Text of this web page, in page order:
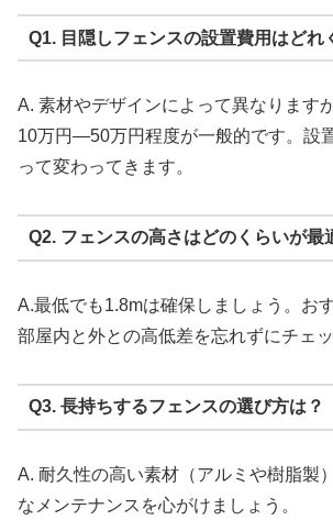
Q1. 目隠しフェンスの設置費用はどれ
A. 素材やデザインによって異なります
10万円—50万円程度が一般的です。設
って変わってきます。
Q2. フェンスの高さはどのくらいが最
A.最低でも1.8mは確保しましょう。お
部屋内と外との高低差を忘れずにチェ
Q3. 長持ちするフェンスの選び方は？
A. 耐久性の高い素材（アルミや樹脂製
なメンテナンスを心がけましょう。